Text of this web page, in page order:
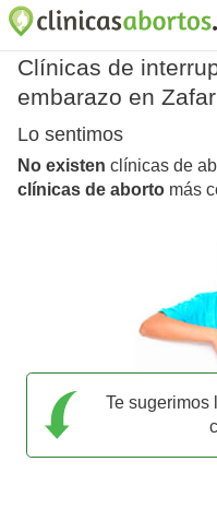
Clínicas de
embarazo en
Lo sentimos
No existen clínicas de
clínicas de aborto más
Te sugerimos